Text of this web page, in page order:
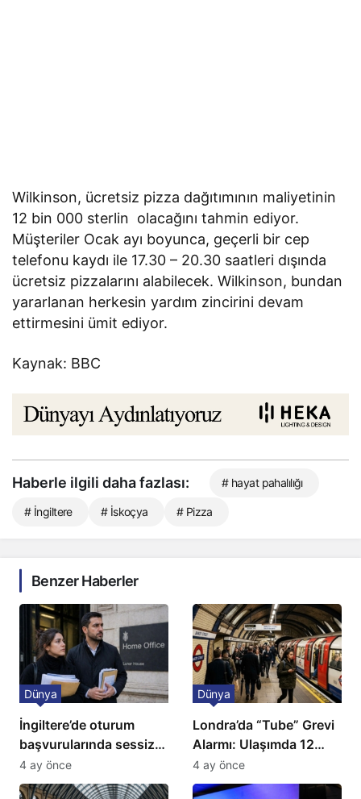
Wilkinson, ücretsiz pizza dağıtımının maliyetinin
12 bin 000 sterlin olacağını tahmin ediyor.
Müşteriler Ocak ayı boyunca, geçerli bir cep
telefonu kaydı ile 17.30 – 20.30 saatleri dışında
ücretsiz pizzalarını alabilecek. Wilkinson, bundan
yararlanan herkesin yardım zincirini devam
ettirmesini ümit ediyor.
Kaynak: BBC
Haberle ilgili daha fazlası: # hayat pahalılığı
# İngiltere # İskoçya # Pizza
Benzer Haberler
İngiltere’de oturum
başvurularında sessiz
kriz: Büyükelçilikten
açıklama!
Dünya
4 ay önce
Londra’da “Tube” Grevi
Alarmı: Ulaşımda 12
Günlük Kaos Kapıda
Dünya
4 ay önce